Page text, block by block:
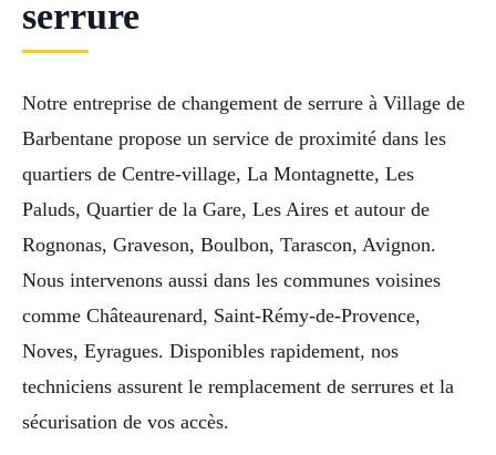
serrure
Notre entreprise de changement de serrure à Village de
Barbentane propose un service de proximité dans les
quartiers de Centre-village, La Montagnette, Les
Paluds, Quartier de la Gare, Les Aires et autour de
Rognonas, Graveson, Boulbon, Tarascon, Avignon.
Nous intervenons aussi dans les communes voisines
comme Châteaurenard, Saint-Rémy-de-Provence,
Noves, Eyragues. Disponibles rapidement, nos
techniciens assurent le remplacement de serrures et la
sécurisation de vos accès.